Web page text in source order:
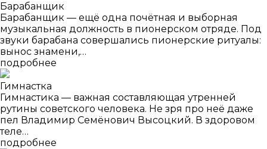
Барабанщик
Барабанщик — ещё одна почётная и выборная
музыкальная должность в пионерском отряде. Под
звуки барабана совершались пионерские ритуалы:
вынос знамени,…
подробнее
Гимнастка
Гимнастика — важная составляющая утренней
рутины советского человека. Не зря про неё даже
пел Владимир Семёнович Высоцкий. В здоровом
теле…
подробнее